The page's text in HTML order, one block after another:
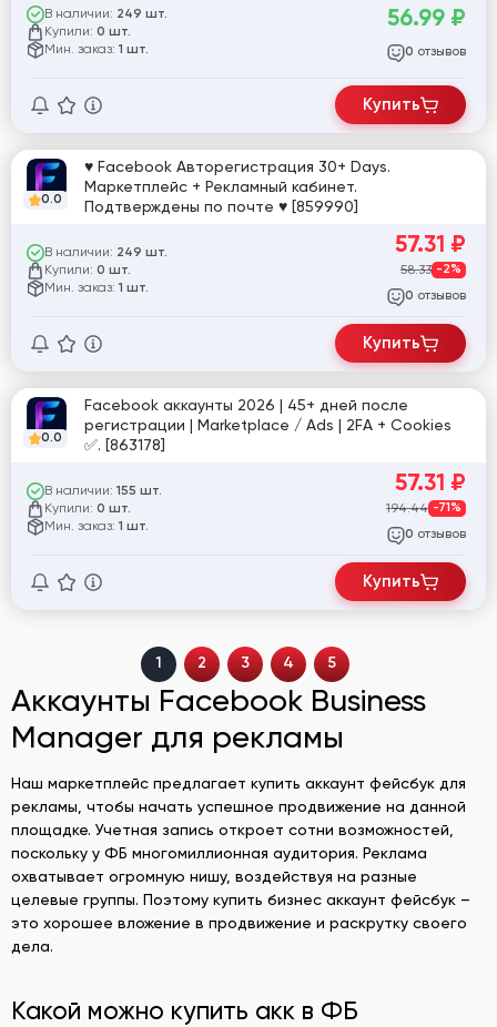
Cookie ❤❤❤ [865020]
В наличии: 249 шт.
Купили: 0 шт.
Мин. заказ: 1 шт.
56.99 ₽
0 отзывов
Купить
0.0
♥ Facebook Авторегистрация 30+ Days.
Маркетплейс + Рекламный кабинет.
Подтверждены по почте ♥ [859990]
В наличии: 249 шт.
Купили: 0 шт.
Мин. заказ: 1 шт.
57.31 ₽
58.33 -2%
0 отзывов
Купить
0.0
Facebook аккаунты 2026 | 45+ дней после
регистрации | Marketplace / Ads | 2FA + Cookies
✅. [863178]
В наличии: 155 шт.
Купили: 0 шт.
Мин. заказ: 1 шт.
57.31 ₽
194.44 -71%
0 отзывов
Купить
1 2 3 4 5
Аккаунты Facebook Business
Manager для рекламы
Наш маркетплейс предлагает купить аккаунт фейсбук для
рекламы, чтобы начать успешное продвижение на данной
площадке. Учетная запись откроет сотни возможностей,
поскольку у ФБ многомиллионная аудитория. Реклама
охватывает огромную нишу, воздействуя на разные
целевые группы. Поэтому купить бизнес аккаунт фейсбук –
это хорошее вложение в продвижение и раскрутку своего
дела.
Какой можно купить акк в ФБ